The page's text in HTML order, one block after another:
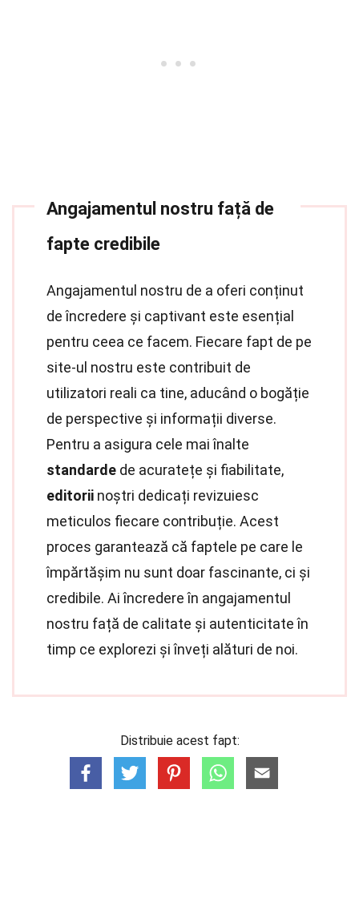
Angajamentul nostru față de
fapte credibile
Angajamentul nostru de a oferi conținut
de încredere și captivant este esențial
pentru ceea ce facem. Fiecare fapt de pe
site-ul nostru este contribuit de
utilizatori reali ca tine, aducând o bogăție
de perspective și informații diverse.
Pentru a asigura cele mai înalte
standarde de acuratețe și fiabilitate,
editorii noștri dedicați revizuiesc
meticulos fiecare contribuție. Acest
proces garantează că faptele pe care le
împărtășim nu sunt doar fascinante, ci și
credibile. Ai încredere în angajamentul
nostru față de calitate și autenticitate în
timp ce explorezi și înveți alături de noi.
Distribuie acest fapt: